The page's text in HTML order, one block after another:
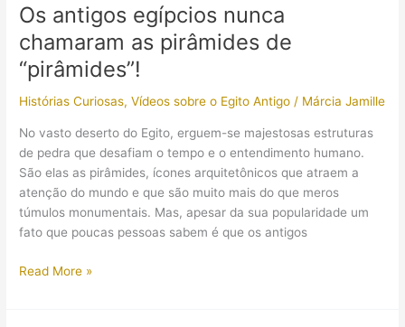
governou
o
Antigo
Egito
e
encanta
o
mundo!
Os antigos egípcios nunca
chamaram as pirâmides de
“pirâmides”!
Histórias Curiosas,Vídeos sobre o Egito Antigo / Márcia Jamille
No vasto deserto do Egito, erguem-se majestosas estruturas
de pedra que desafiam o tempo e o entendimento humano.
São elas as pirâmides, ícones arquitetônicos que atraem a
atenção do mundo e que são muito mais do que meros
túmulos monumentais. Mas, apesar da sua popularidade um
fato que poucas pessoas sabem é que os antigos
Os
Read More »